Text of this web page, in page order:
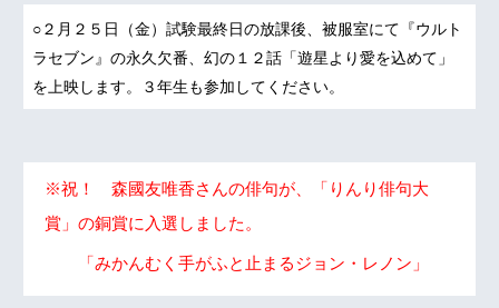
○２月２５日（金）試験最終日の放課後、被服室にて『ウルト
ラセブン』の永久欠番、幻の１２話「遊星より愛を込めて」
を上映します。３年生も参加してください。
※祝！ 森國友唯香さんの俳句が、「りんり俳句大
賞」の銅賞に入選しました。
「みかんむく手がふと止まるジョン・レノン」